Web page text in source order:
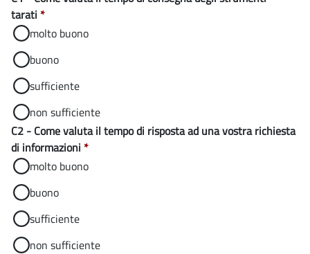
tarati *
molto buono
buono
sufficiente
non sufficiente
C2 - Come valuta il tempo di risposta ad una vostra richiesta
di informazioni *
molto buono
buono
sufficiente
non sufficiente